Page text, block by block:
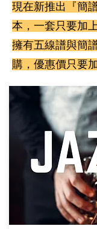
現在新推出『簡
本，​一套只要加
擁有五線譜與簡
購，優惠價只要